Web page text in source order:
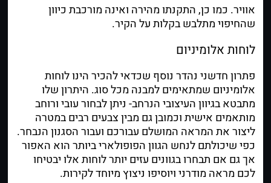
אוויר. כמו כן, התקנתו מהירה ואינה מורכבת כיוון
שהחיפוי מתלבש בקלות על הקיר.
לוחות אלומיניום
פתרון חדשני נהדר נוסף שכדאי להכיר הינו לוחות
אלומיניום שמתאימים למבנה מכל סוג. היתרון שלו
מתבטא בגיוון העיצובי הנרחב- ניתן לבחור עובי ורוחב
מותאמים אישית וכמובן גם מבין צבעים רבים במטרה
ליצור את המראה המושלם עבורכם ועבור הסגנון הנבחר.
כפי שיכולתם לנחש הגוון הפופולארי ביותר הוא האפור
אך גם אם תבחרו בגוונים עזים יותר לוחות אלו יבטיחו
לכם מראה מודרני ויוסיפו ניצוץ מיוחד לקירות.